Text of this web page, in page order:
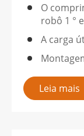
O
robô 1 °
A carga
Leia mais